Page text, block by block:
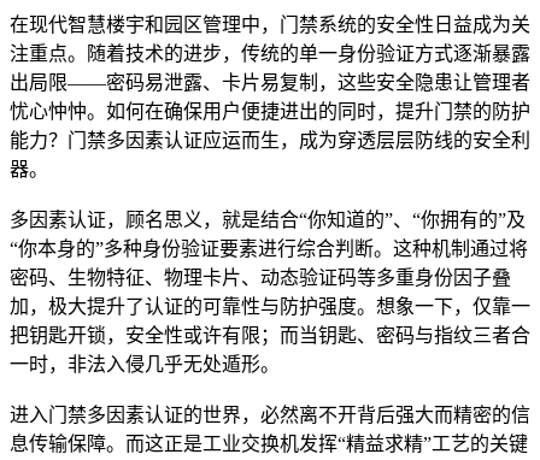
在现代智慧楼宇和园区管理中，门禁系统的安全性日益成为关
注重点。随着技术的进步，传统的单一身份验证方式逐渐暴露
出局限——密码易泄露、卡片易复制，这些安全隐患让管理者
忧心忡忡。如何在确保用户便捷进出的同时，提升门禁的防护
能力？门禁多因素认证应运而生，成为穿透层层防线的安全利
器。
多因素认证，顾名思义，就是结合“你知道的”、“你拥有的”及
“你本身的”多种身份验证要素进行综合判断。这种机制通过将
密码、生物特征、物理卡片、动态验证码等多重身份因子叠
加，极大提升了认证的可靠性与防护强度。想象一下，仅靠一
把钥匙开锁，安全性或许有限；而当钥匙、密码与指纹三者合
一时，非法入侵几乎无处遁形。
进入门禁多因素认证的世界，必然离不开背后强大而精密的信
息传输保障。而这正是工业交换机发挥“精益求精”工艺的关键